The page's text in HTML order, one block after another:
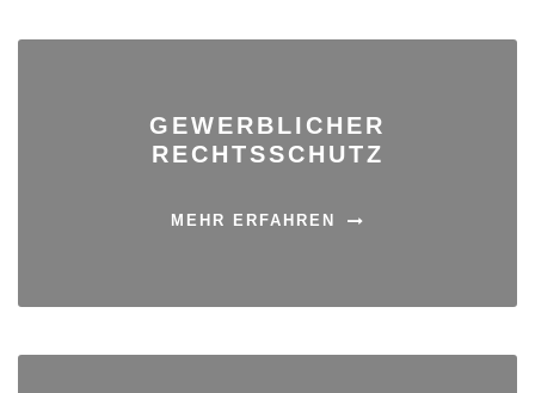
GEWERBLICHER
RECHTSSCHUTZ
MEHR ERFAHREN